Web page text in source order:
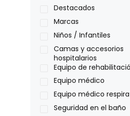
Medical Store
Nidek
Oxiplus
Philips
Pride
Roho
Sillas de ruedas
Destacados
Marcas
Niños / Infantiles
Camas y accesorios
hospitalarios
Equipo de
Equipo médico
Equipo médico
Seguridad en el baño